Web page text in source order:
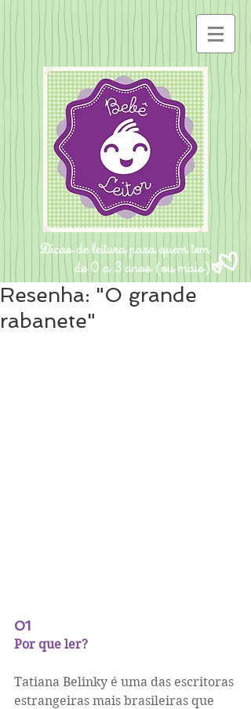
Resenha: "O grande
rabanete"
01
Por que ler?
Tatiana Belinky é uma das escritoras
estrangeiras mais brasileiras que